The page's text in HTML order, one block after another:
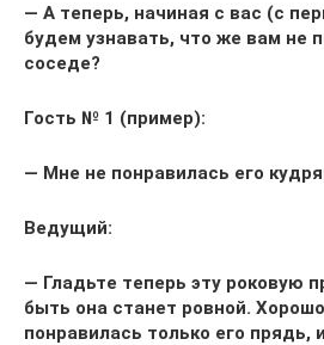
— А теперь, начиная с вас (с
будем узнавать, что же вам не
соседе?
Гость № 1 (пример):
— Мне не понравилась его
Ведущий:
— Гладьте теперь эту роковую
быть она станет ровной.
понравилась только его прядь,